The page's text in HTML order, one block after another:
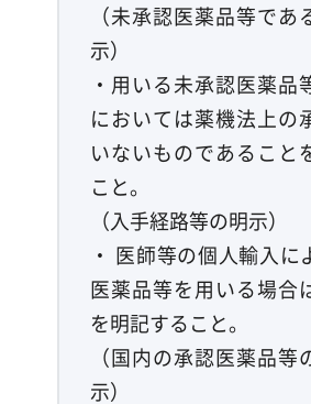
（未承認医薬品等であ
示）
・用いる未承認医薬品
においては薬機法上の
いないものであること
こと。
（入手経路等の明示）
・ 医師等の個人輸入に
医薬品等を用いる場合
を明記すること。
（国内の承認医薬品等
示）